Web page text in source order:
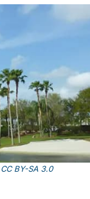
CC BY-SA 3.0